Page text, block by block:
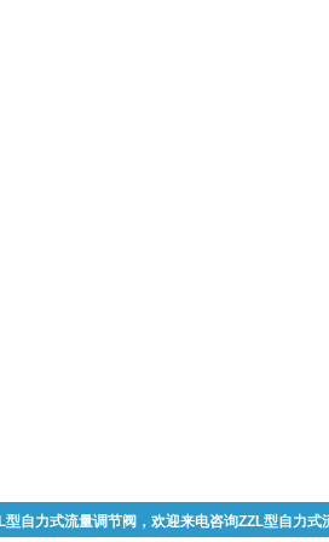
自力式流量调节阀，欢迎来电咨询ZZL型自力式